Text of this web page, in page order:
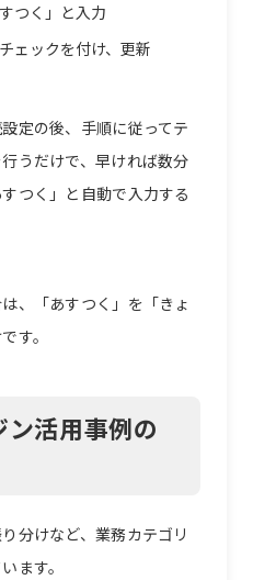
つく」と入力
ェックを付け、更新
定の後、手順に従ってテ
うだけで、早ければ数分
つく」と自動で入力する
、「あすつく」を「きょ
す。
活用事例の
分けなど、業務カテゴリ
ます。